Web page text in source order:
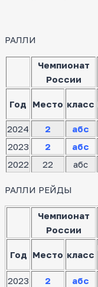
РАЛЛИ
Чемпионат
России
Год Место класс
2024
2
абс
2023
2
абс
2022
22 абс
РАЛЛИ РЕЙДЫ
Чемпионат
России
Год Место класс
2023
2
абс